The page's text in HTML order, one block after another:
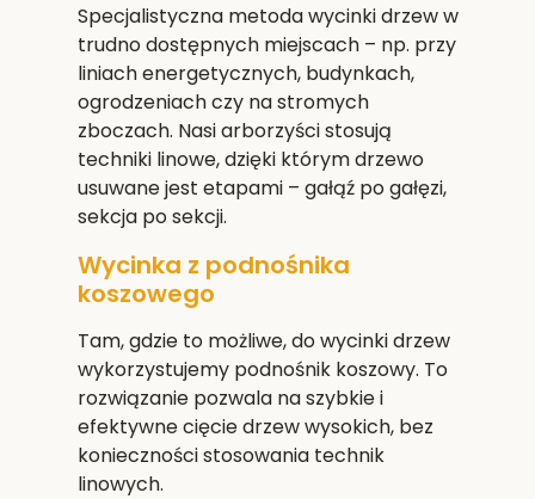
Specjalistyczna metoda wycinki drzew w
trudno dostępnych miejscach – np. przy
liniach energetycznych, budynkach,
ogrodzeniach czy na stromych
zboczach. Nasi arborzyści stosują
techniki linowe, dzięki którym drzewo
usuwane jest etapami – gałąź po gałęzi,
sekcja po sekcji.
Wycinka z podnośnika
koszowego
Tam, gdzie to możliwe, do wycinki drzew
wykorzystujemy podnośnik koszowy. To
rozwiązanie pozwala na szybkie i
efektywne cięcie drzew wysokich, bez
konieczności stosowania technik
linowych.